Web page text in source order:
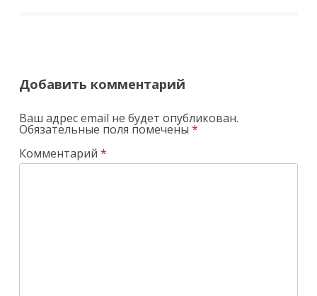
Добавить комментарий
Ваш адрес email не будет опубликован.
Обязательные поля помечены*
Комментарий*